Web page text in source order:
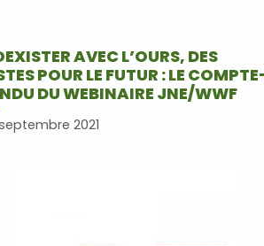
AVEC L’OURS, DES
POUR LE FUTUR : LE
DU WEBINAIRE JNE/WWF
2021